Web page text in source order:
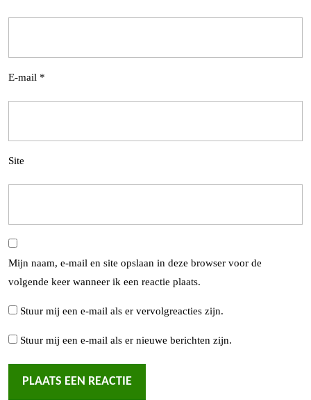
E-mail *
Site
Mijn naam, e-mail en site opslaan in deze browser voor de
volgende keer wanneer ik een reactie plaats.
Stuur mij een e-mail als er vervolgreacties zijn.
Stuur mij een e-mail als er nieuwe berichten zijn.